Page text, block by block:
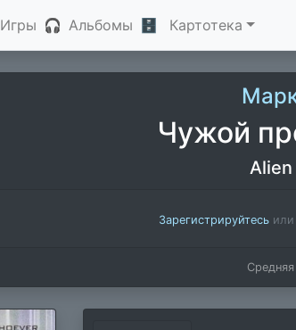
Игры 🎧 Альбомы 🗄 Картотека
Чужой
Зарегистрируйтесьили